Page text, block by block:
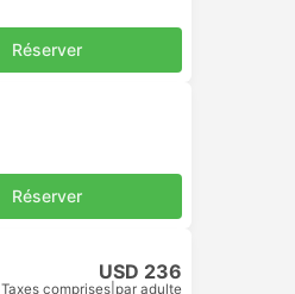
Réserver
Réserver
USD 236
Taxes comprises par adulte